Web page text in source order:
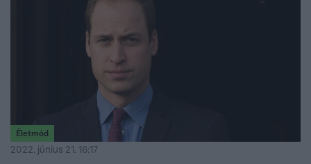
Életmód
2022. június 21. 16:17